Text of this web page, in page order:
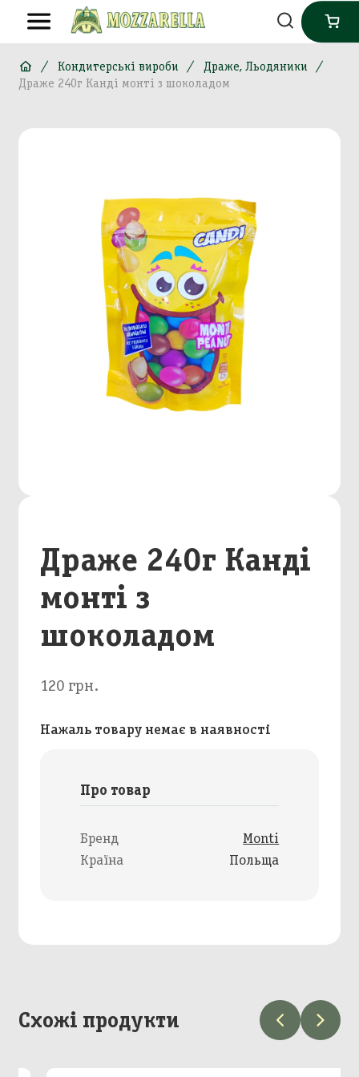
Кондитерські вироби
Драже, Льодяники
Драже 240г Канді монті з шоколадом
Драже 240г Канді
монті з
шоколадом
120 грн.
Нажаль товару немає в наявності
Про товар
Бренд
Monti
Країна
Польща
Схожі продукти